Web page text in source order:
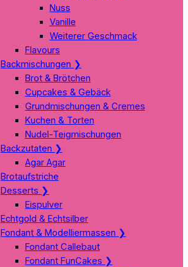
Nuss
Vanille
Weiterer Geschmack
Flavours
Backmischungen ❯
Brot & Brötchen
Cupcakes & Gebäck
Grundmischungen & Cremes
Kuchen & Torten
Nudel-Teigmischungen
Backzutaten ❯
Agar Agar
Brotaufstriche
Desserts ❯
Eispulver
Echtgold & Echtsilber
Fondant & Modelliermassen ❯
Fondant Callebaut
Fondant FunCakes ❯